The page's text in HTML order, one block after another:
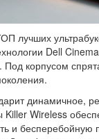
лучших
Dell
Под корпусом
динамичное,
Killer Wireless
и бесперебойную